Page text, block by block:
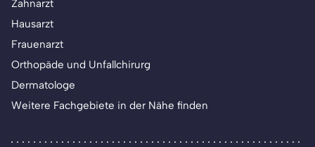
Zahnarzt
Hausarzt
Frauenarzt
Orthopäde und Unfallchirurg
Dermatologe
Weitere Fachgebiete in der Nähe finden